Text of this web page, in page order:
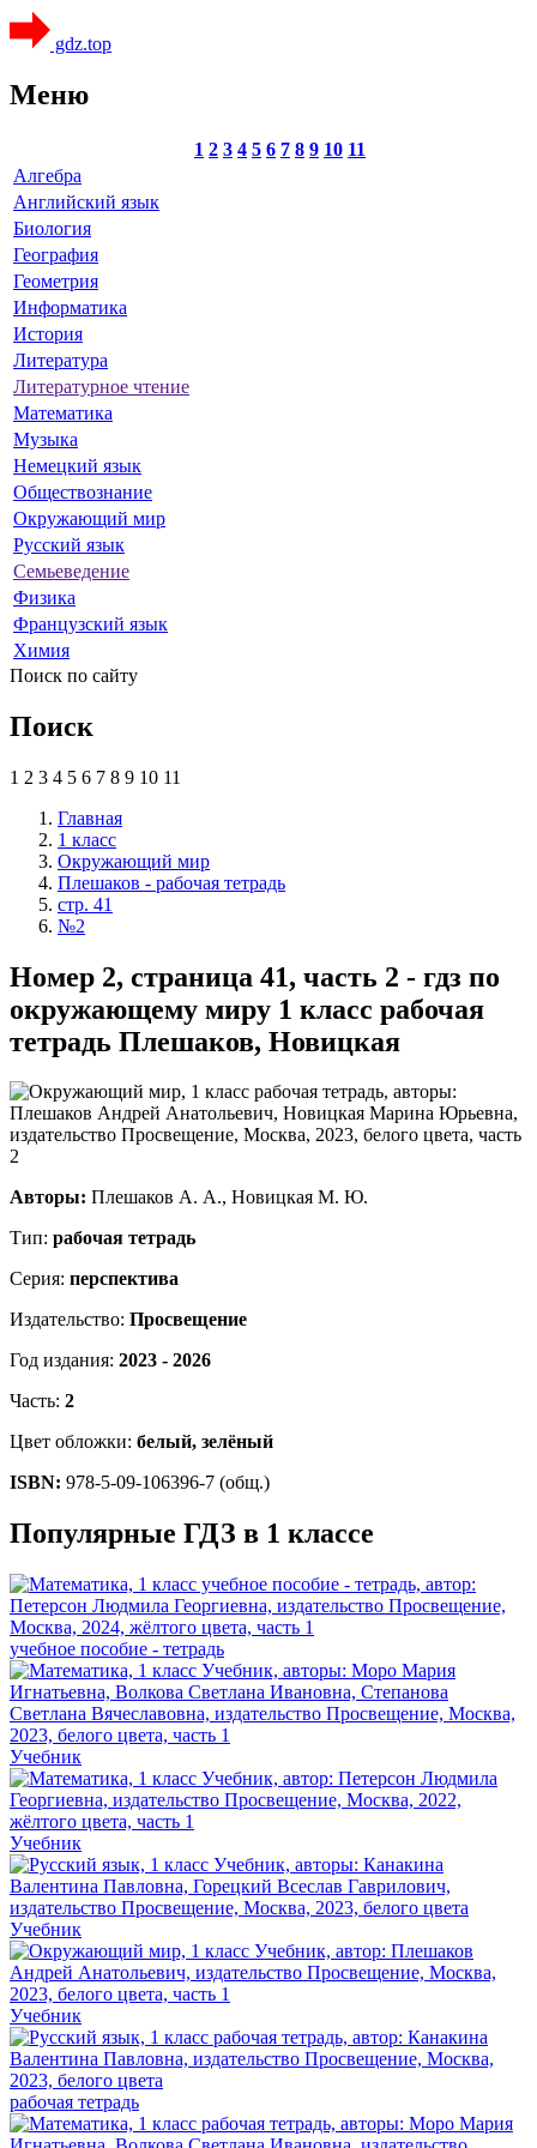
gdz.top
Меню
1 2 3 4 5 6 7 8 9 10 11
Алгебра
Английский язык
Биология
География
Геометрия
Информатика
История
Литература
Литературное чтение
Математика
Музыка
Немецкий язык
Обществознание
Окружающий мир
Русский язык
Семьеведение
Физика
Французский язык
Химия
Поиск по сайту
Поиск
1 2 3 4 5 6 7 8 9 10 11
Главная
1 класс
Окружающий мир
Плешаков - рабочая тетрадь
стр. 41
№2
Номер 2, страница 41, часть 2 - гдз по
окружающему миру 1 класс рабочая
тетрадь Плешаков, Новицкая
Авторы: Плешаков А. А., Новицкая М. Ю.
Тип: рабочая тетрадь
Серия: перспектива
Издательство: Просвещение
Год издания: 2023 - 2026
Часть: 2
Цвет обложки: белый, зелёный
ISBN: 978-5-09-106396-7 (общ.)
Популярные ГДЗ в 1 классе
учебное пособие - тетрадь
Учебник
Учебник
Учебник
Учебник
рабочая тетрадь